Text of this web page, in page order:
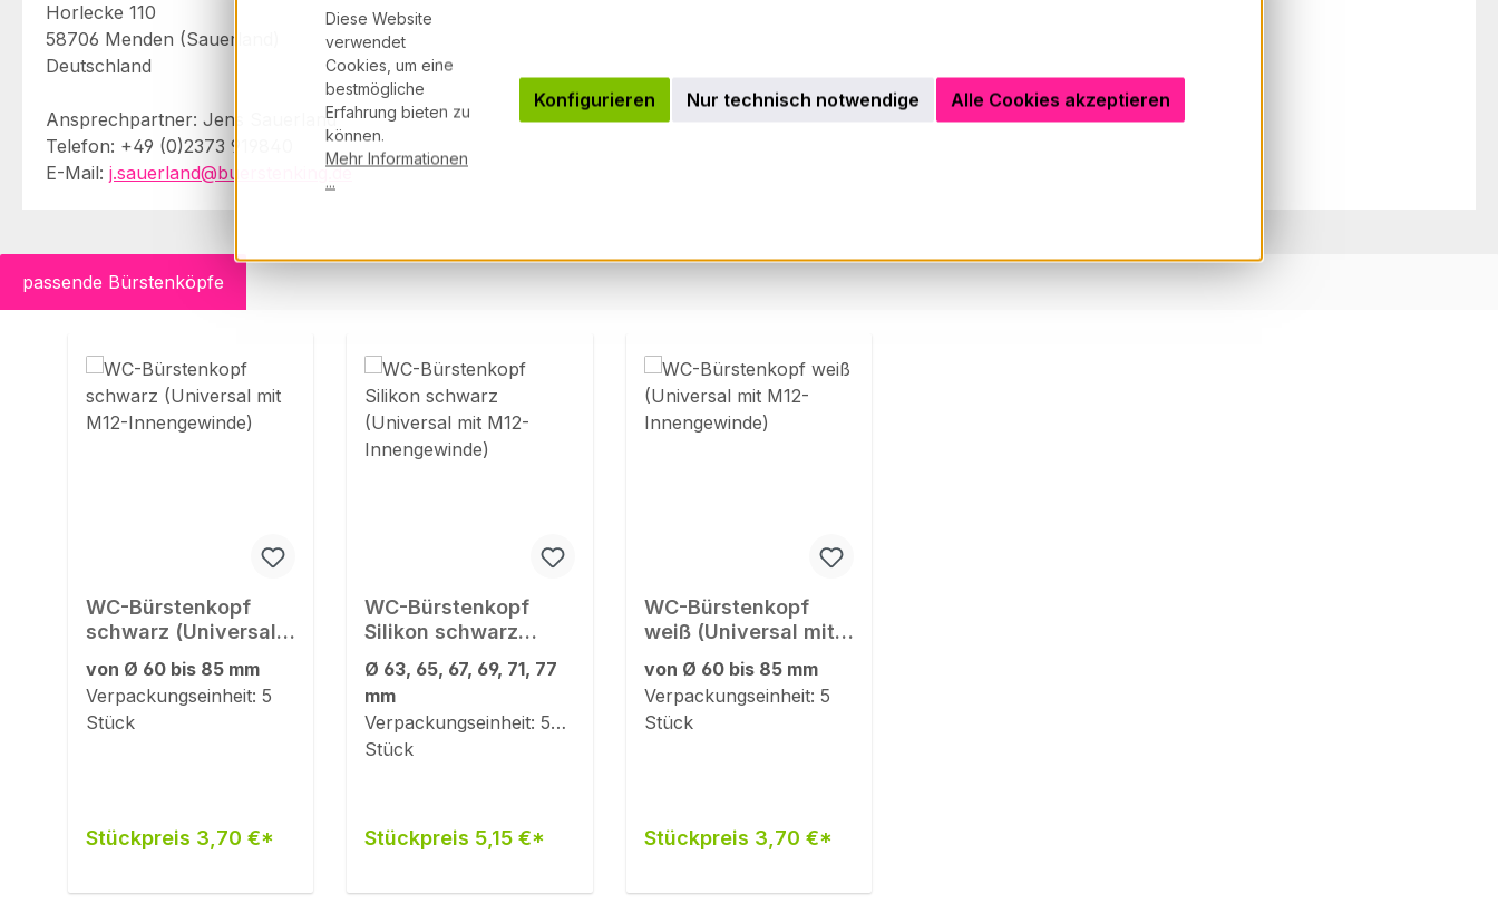
Horlecke 110
58706 Menden (Sauerland)
Deutschland
Ansprechpartner: Jens Sauerland
Telefon: +49 (0)2373 919840
E-Mail: j.sauerland@buerstenking.de
passende Bürstenköpfe
WC-Bürstenkopf
schwarz (Universal
Innengewinde)
von Ø 60 bis 85 mm
Verpackungseinheit: 5
Stück
Stückpreis 3,70 €*
WC-Bürstenkopf
Silikon schwarz
Innengewinde)
Ø 63, 65, 67, 69, 71, 77
mm
Verpackungseinheit: 5
Stück
Stückpreis 5,15 €*
WC-Bürstenkopf
weiß (Universal mit
M12-Innengewinde)
von Ø 60 bis 85 mm
Verpackungseinheit: 5
Stück
Stückpreis 3,70 €*
Diese Website
verwendet
Cookies, um eine
bestmögliche
Erfahrung bieten zu
können.
Mehr Informationen
...
Nur technisch notwendige
Konfigurieren Alle Cookies akzeptieren